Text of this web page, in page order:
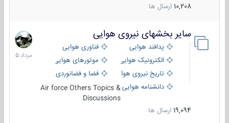
10,208 ارسال ها
سایر بخشهای نیروی هوایی
پدافند هوایی
فناوری هوایی
الکترونیک هوایی
موتورهای هوایی
تاریخ نیروی هوایی
فضا و فضانوردی
دانشنامه هواییAir force Others Topics &
Discussions
19,094 ارسال ها
2
مرداد
1405